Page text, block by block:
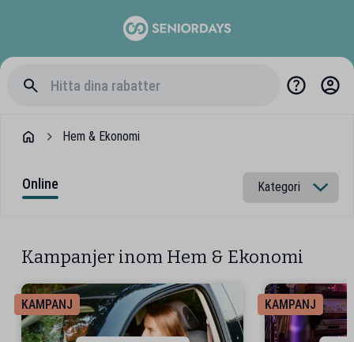
Hem & Ekonomi
Online
Kampanjer inom Hem & Ekonomi
KAMPANJ KAMPANJ